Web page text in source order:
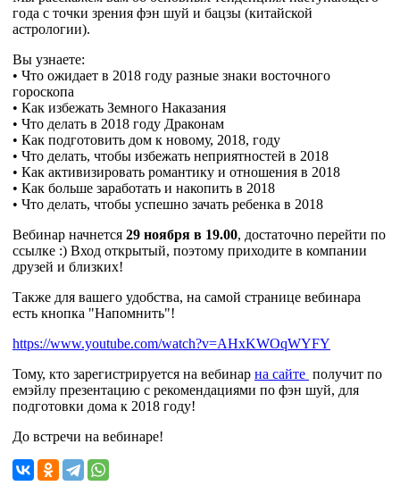
года с точки зрения фэн шуй и бацзы (китайской
астрологии).
Вы узнаете:
• Что ожидает в 2018 году разные знаки восточного
гороскопа
• Как избежать Земного Наказания
• Что делать в 2018 году Драконам
• Как подготовить дом к новому, 2018, году
• Что делать, чтобы избежать неприятностей в 2018
• Как активизировать романтику и отношения в 2018
• Как больше заработать и накопить в 2018
• Что делать, чтобы успешно зачать ребенка в 2018
Вебинар начнется 29 ноября в 19.00, достаточно перейти по
ссылке :) Вход открытый, поэтому приходите в компании
друзей и близких!
Также для вашего удобства, на самой странице вебинара
есть кнопка "Напомнить"!
https://www.youtube.com/watch?v=AHxKWOqWYFY
Тому, кто зарегистрируется на вебинар на сайте получит по
емэйлу презентацию с рекомендациями по фэн шуй, для
подготовки дома к 2018 году!
До встречи на вебинаре!